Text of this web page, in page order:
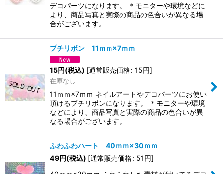
デコパーツになります。 ＊モニターや環境などに
より、商品写真と実際の商品の色合いが異なる場
合がございます。
プチリボン 11ｍｍ×7ｍｍ
15円(税込) [通常販売価格: 15円]
在庫なし
11ｍｍ×7ｍｍ ネイルアートやデコパーツにお使い
頂けるプチリボンになります。 ＊モニターや環境
などにより、商品写真と実際の商品の色合いが異
なる場合がございます。
ふわふわハート 40ｍｍ×30ｍｍ
49円(税込) [通常販売価格: 51円]